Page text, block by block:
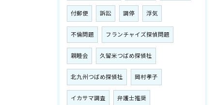
付郵便 訴訟 調停 浮気
不倫問題 フランチャイズ探偵問題
親睦会 久留米つばめ探偵社
北九州つばめ探偵社 岡村孝子
イカサマ調査 弁護士推奨